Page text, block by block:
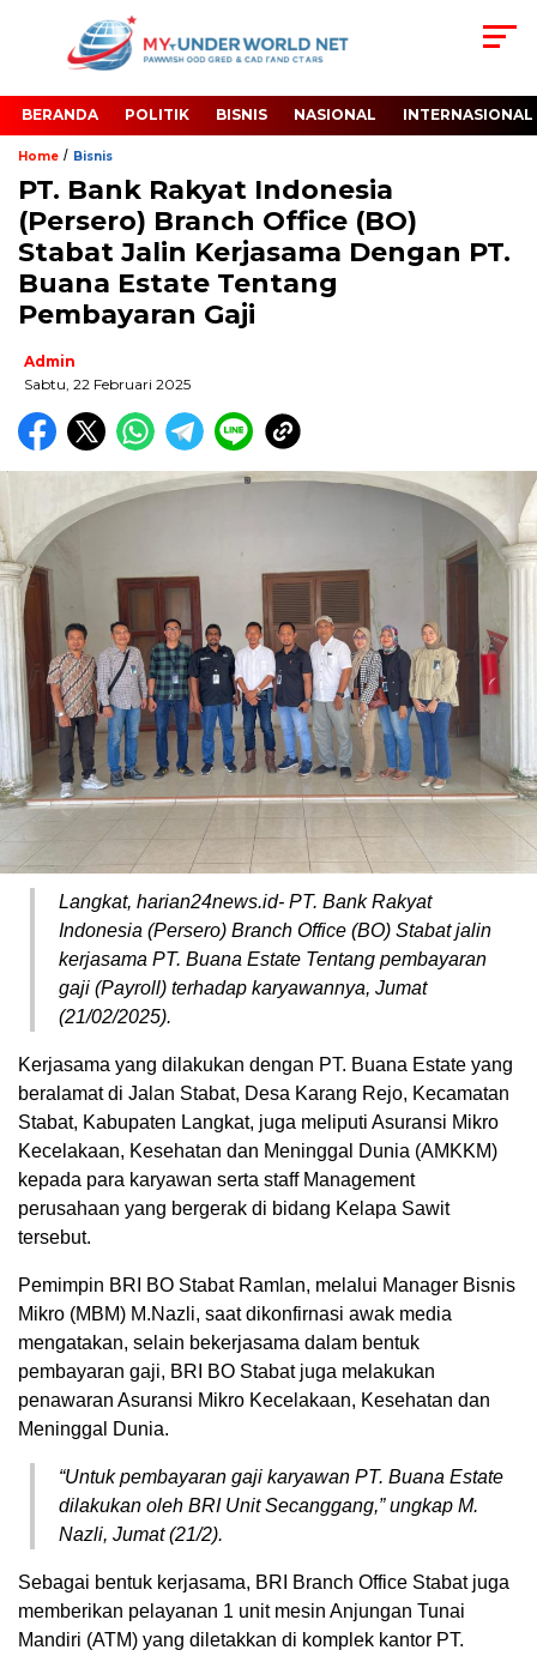
BERANDA POLITIK BISNIS NASIONAL INTERNASIONAL
Home / Bisnis
PT. Bank Rakyat Indonesia
(Persero) Branch Office (BO)
Stabat Jalin Kerjasama Dengan PT.
Buana Estate Tentang
Pembayaran Gaji
Admin
Sabtu, 22 Februari 2025
Langkat, harian24news.id- PT. Bank Rakyat
Indonesia (Persero) Branch Office (BO) Stabat jalin
kerjasama PT. Buana Estate Tentang pembayaran
gaji (Payroll) terhadap karyawannya, Jumat
(21/02/2025).
Kerjasama yang dilakukan dengan PT. Buana Estate yang
beralamat di Jalan Stabat, Desa Karang Rejo, Kecamatan
Stabat, Kabupaten Langkat, juga meliputi Asuransi Mikro
Kecelakaan, Kesehatan dan Meninggal Dunia (AMKKM)
kepada para karyawan serta staff Management
perusahaan yang bergerak di bidang Kelapa Sawit
tersebut.
Pemimpin BRI BO Stabat Ramlan, melalui Manager Bisnis
Mikro (MBM) M.Nazli, saat dikonfirnasi awak media
mengatakan, selain bekerjasama dalam bentuk
pembayaran gaji, BRI BO Stabat juga melakukan
penawaran Asuransi Mikro Kecelakaan, Kesehatan dan
Meninggal Dunia.
“Untuk pembayaran gaji karyawan PT. Buana Estate
dilakukan oleh BRI Unit Secanggang,” ungkap M.
Nazli, Jumat (21/2).
Sebagai bentuk kerjasama, BRI Branch Office Stabat juga
memberikan pelayanan 1 unit mesin Anjungan Tunai
Mandiri (ATM) yang diletakkan di komplek kantor PT.